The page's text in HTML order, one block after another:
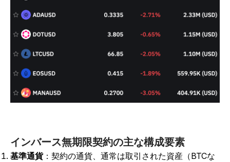
インバース無期限契約の主な構成要素
基準通貨：契約の通貨、通常は取引された資産（BTCな